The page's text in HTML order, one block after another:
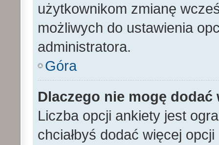
użytkownikom zmianę
możliwych do ustawienia
administratora.
Góra
Dlaczego nie mogę
Liczba opcji ankiety jest
chciałbyś dodać więcej